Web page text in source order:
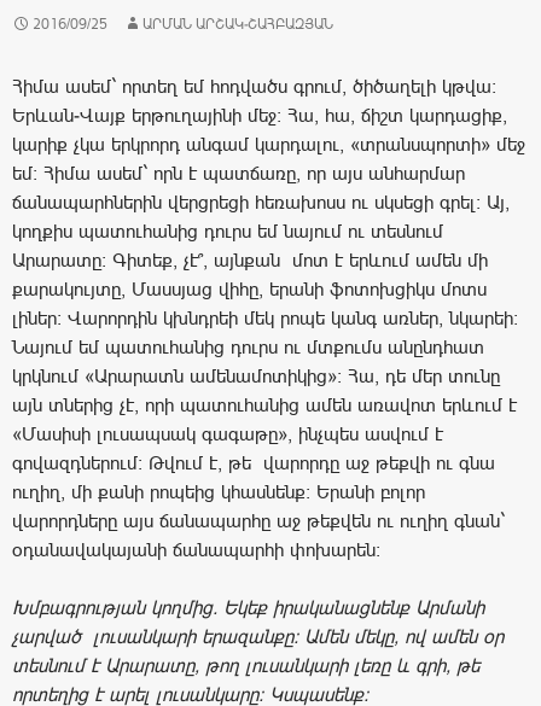
2016/09/25 ԱՐՄԱՆ ԱՐՇԱԿ-ՇԱՀԲԱԶՅԱՆ
Հիմա ասեմ` որտեղ եմ հոդվածս գրում, ծիծաղելի կթվա:
Երևան-Վայք երթուղայինի մեջ։ Հա, հա, ճիշտ կարդացիք,
կարիք չկա երկրորդ անգամ կարդալու, «տրանսպորտի» մեջ
եմ։ Հիմա ասեմ` որն է պատճառը, որ այս անհարմար
ճանապարհներին վերցրեցի հեռախոսս ու սկսեցի գրել: Այ,
կողքիս պատուհանից դուրս եմ նայում ու տեսնում
Արարատը: Գիտեք, չէ՞, այնքան մոտ է երևում ամեն մի
քարակույտը, Մասսյաց վիհը, երանի ֆոտոխցիկս մոտս
լիներ: Վարորդին կխնդրեի մեկ րոպե կանգ առներ, նկարեի։
Նայում եմ պատուհանից դուրս ու մտքումս անընդհատ
կրկնում «Արարատն ամենամոտիկից»: Հա, դե մեր տունը
այն տներից չէ, որի պատուհանից ամեն առավոտ երևում է
«Մասիսի լուսապսակ գագաթը», ինչպես ասվում է
գովազդներում: Թվում է, թե վարորդը աջ թեքվի ու գնա
ուղիղ, մի քանի րոպեից կհասնենք: Երանի բոլոր
վարորդները այս ճանապարհը աջ թեքվեն ու ուղիղ գնան`
օդանավակայանի ճանապարհի փոխարեն:
Խմբագրության կողմից. Եկեք իրականացնենք Արմանի
չարված լուսանկարի երազանքը: Ամեն մեկը, ով ամեն օր
տեսնում է Արարատը, թող լուսանկարի լեռը և գրի, թե
որտեղից է արել լուսանկարը: Կսպասենք: